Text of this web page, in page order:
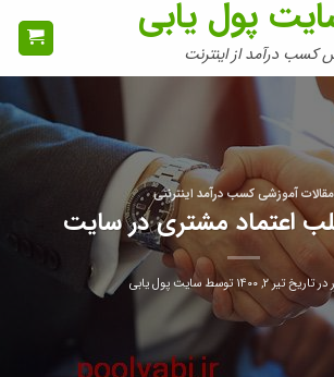
پول یابی
کسب درآمد از اینترنت
مقالات آموزشی کسب درآمد اینترنتی
اعتماد مشتری در سایت
در تاریختیر ۲, ۱۴۰۰ توسطسایت پول یابی